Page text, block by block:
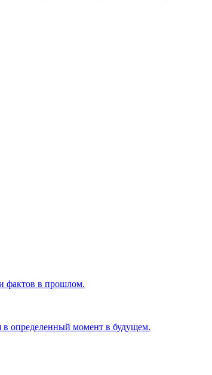
фактов в прошлом.
в определенный момент в будущем.